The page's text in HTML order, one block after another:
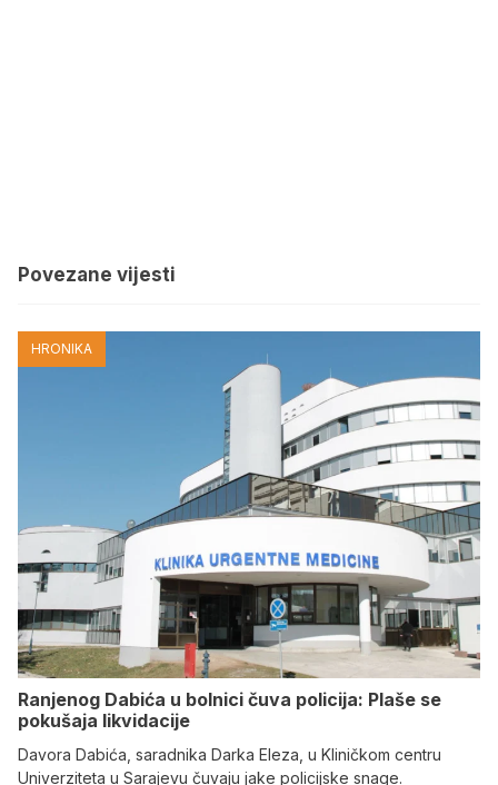
Povezane vijesti
HRONIKA
Ranjenog Dabića u bolnici čuva policija: Plaše se
pokušaja likvidacije
Davora Dabića, saradnika Darka Eleza, u Kliničkom centru
Univerziteta u Sarajevu čuvaju jake policijske snage.